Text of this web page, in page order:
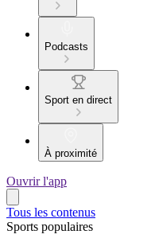
Podcasts
Sport en direct
À proximité
Ouvrir l'app
Tous les contenus
Sports populaires